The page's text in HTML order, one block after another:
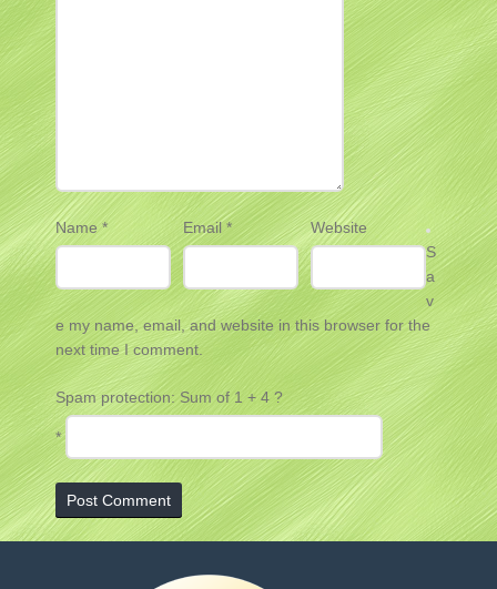
Name * Email*
Website
S
a
v
e my name, email, and website in this browser for the
next time I comment.
Spam protection: Sum of 1 + 4 ?
*